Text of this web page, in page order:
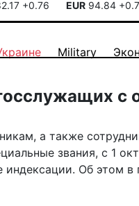
+0.76 EUR 94.84
Military
с
а также
звания, с 1
Об этом в